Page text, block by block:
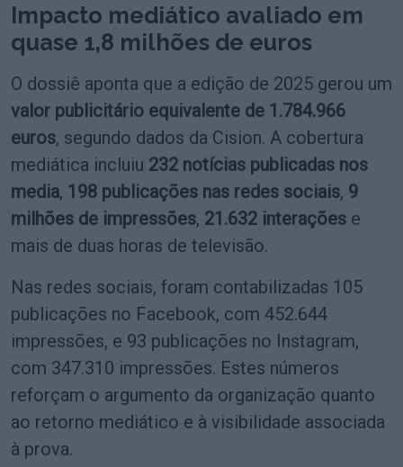
Impacto mediático avaliado em
quase 1,8 milhões de euros
O dossiê aponta que a edição de 2025 gerou um
valor publicitário equivalente de 1.784.966
euros, segundo dados da Cision. A cobertura
mediática incluiu 232 notícias publicadas nos
media, 198 publicações nas redes sociais, 9
milhões de impressões, 21.632 interações e
mais de duas horas de televisão.
Nas redes sociais, foram contabilizadas 105
publicações no Facebook, com 452.644
impressões, e 93 publicações no Instagram,
com 347.310 impressões. Estes números
reforçam o argumento da organização quanto
ao retorno mediático e à visibilidade associada
à prova.